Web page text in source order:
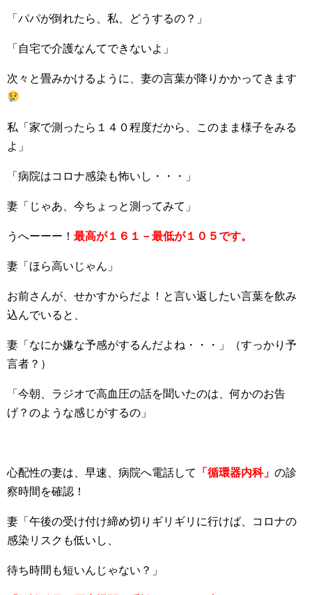
「パパが倒れたら、私、どうするの？」
「自宅で介護なんてできないよ」
次々と畳みかけるように、妻の言葉が降りかかってきます
私「家で測ったら１４０程度だから、このまま様子をみる
よ」
「病院はコロナ感染も怖いし・・・」
妻「じゃあ、今ちょっと測ってみて」
うへーーー！ 最高が１６１－最低が１０５です。
妻「ほら高いじゃん」
お前さんが、せかすからだよ！と言い返したい言葉を飲み
込んでいると、
妻「なにか嫌な予感がするんだよね・・・」（すっかり予
言者？）
「今朝、ラジオで高血圧の話を聞いたのは、何かのお告
げ？のような感じがするの」
心配性の妻は、早速、病院へ電話して 「循環器内科」 の診
察時間を確認！
妻「午後の受け付け締め切りギリギリに行けば、コロナの
感染リスクも低いし、
待ち時間も短いんじゃない？」